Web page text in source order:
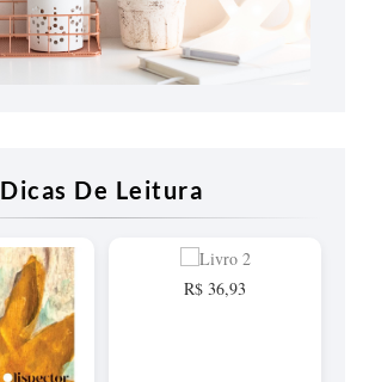
Dicas De Leitura
R$ 36,93